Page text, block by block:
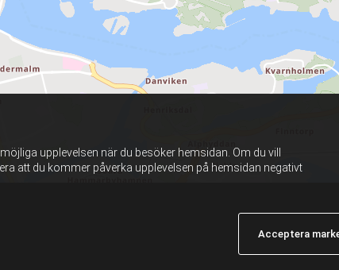
upplevelsen när du besöker hemsidan. Om du vill
att du kommer påverka upplevelsen på hemsidan negativt
Acceptera